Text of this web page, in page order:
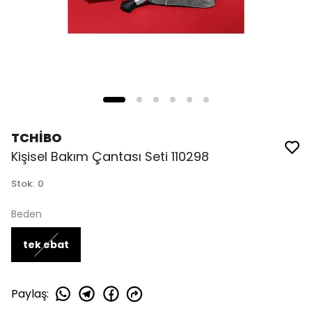
TCHİBO
Kişisel Bakım Çantası Seti 110298
Stok: 0
Beden
tek ebat
Paylaş: